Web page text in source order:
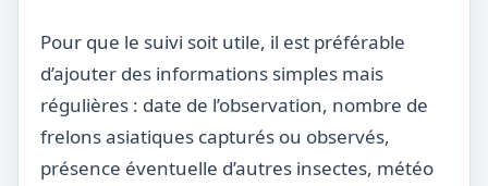
Pour que le suivi soit utile, il est préférable
d’ajouter des informations simples mais
régulières : date de l’observation, nombre de
frelons asiatiques capturés ou observés,
présence éventuelle d’autres insectes, météo